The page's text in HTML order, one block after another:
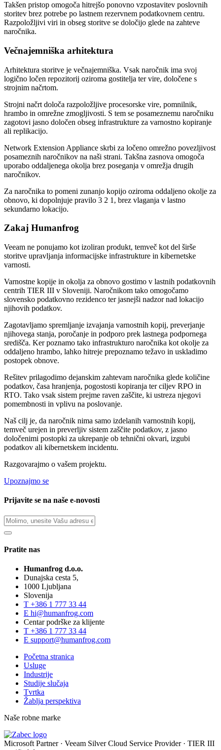
Takšen pristop omogoča hitrejšo ponovno vzpostavitev poslovnih
storitev brez potrebe po lastnem rezervnem podatkovnem centru.
Razpoložljivi viri in obseg storitve se določijo glede na zahteve
naročnika.
Večnajemniška arhitektura
Arhitektura storitve je večnajemniška. Vsak naročnik ima svoj
logično ločen repozitorij oziroma gostitelja ter vire, določene s
strojnim načrtom.
Strojni načrt določa razpoložljive procesorske vire, pomnilnik,
hrambo in omrežne zmogljivosti. S tem se posameznemu naročniku
zagotovi jasno določen obseg infrastrukture za varnostno kopiranje
ali replikacijo.
Network Extension Appliance skrbi za ločeno omrežno povezljivost
posameznih naročnikov na naši strani. Takšna zasnova omogoča
uporabo oddaljenega okolja brez poseganja v omrežja drugih
naročnikov.
Za naročnika to pomeni zunanjo kopijo oziroma oddaljeno okolje za
obnovo, ki dopolnjuje pravilo 3 2 1, brez vlaganja v lastno
sekundarno lokacijo.
Zakaj Humanfrog
Veeam ne ponujamo kot izoliran produkt, temveč kot del širše
storitve upravljanja informacijske infrastrukture in kibernetske
varnosti.
Varnostne kopije in okolja za obnovo gostimo v lastnih podatkovnih
centrih TIER III v Sloveniji. Naročnikom tako omogočamo
slovensko podatkovno rezidenco ter jasnejši nadzor nad lokacijo
njihovih podatkov.
Zagotavljamo spremljanje izvajanja varnostnih kopij, preverjanje
njihovega stanja, poročanje in podporo prek lastnega podpornega
središča. Ker poznamo tako infrastrukturo naročnika kot okolje za
oddaljeno hrambo, lahko hitreje prepoznamo težavo in uskladimo
postopek obnove.
Rešitev prilagodimo dejanskim zahtevam naročnika glede količine
podatkov, časa hranjenja, pogostosti kopiranja ter ciljev RPO in
RTO. Tako vsak sistem prejme raven zaščite, ki ustreza njegovi
pomembnosti in vplivu na poslovanje.
Naš cilj je, da naročnik nima samo izdelanih varnostnih kopij,
temveč urejen in preverljiv sistem zaščite podatkov, z jasno
določenimi postopki za ukrepanje ob tehnični okvari, izgubi
podatkov ali kibernetskem incidentu.
Razgovarajmo o vašem projektu.
Upoznajmo se
Prijavite se na naše e-novosti
Pratite nas
Humanfrog d.o.o.
Dunajska cesta 5,
1000 Ljubljana
Slovenija
T +386 1 777 33 44
E hi@humanfrog.com
Centar podrške za klijente
T +386 1 777 33 44
E support@humanfrog.com
Početna stranica
Usluge
Industrije
Studije slučaja
Tvrtka
Žablja perspektiva
Naše robne marke
Microsoft Partner · Veeam Silver Cloud Service Provider · TIER III